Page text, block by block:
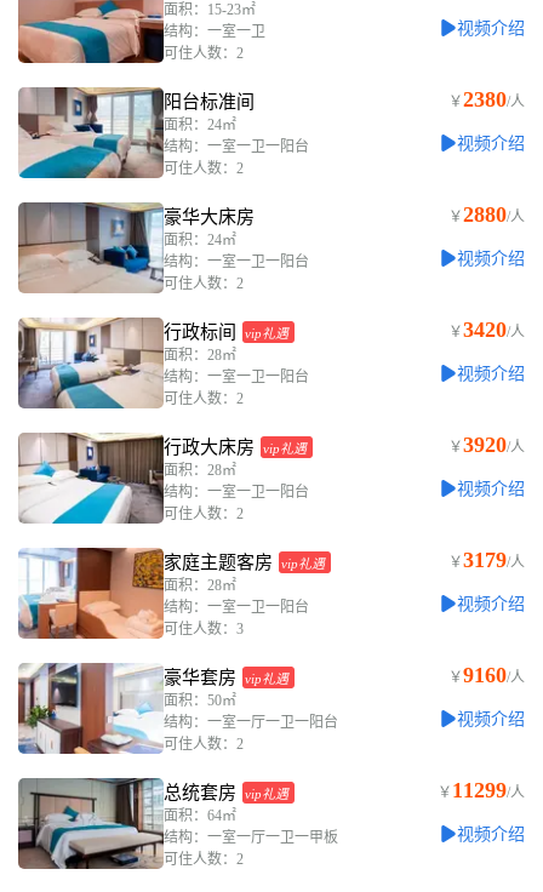
面积：15-23㎡
结构：一室一卫
可住人数：2
视频介绍
阳台标准间
面积：24㎡
结构：一室一卫一阳台
可住人数：2
￥2380/人
视频介绍
豪华大床房
面积：24㎡
结构：一室一卫一阳台
可住人数：2
￥2880/人
视频介绍
行政标间 vip礼遇
面积：28㎡
结构：一室一卫一阳台
可住人数：2
￥3420/人
视频介绍
行政大床房 vip礼遇
面积：28㎡
结构：一室一卫一阳台
可住人数：2
￥3920/人
视频介绍
家庭主题客房 vip礼遇
面积：28㎡
结构：一室一卫一阳台
可住人数：3
￥3179/人
视频介绍
豪华套房 vip礼遇
面积：50㎡
结构：一室一厅一卫一阳台
可住人数：2
￥9160/人
视频介绍
总统套房 vip礼遇
面积：64㎡
结构：一室一厅一卫一甲板
可住人数：2
￥ 11299/人
视频介绍